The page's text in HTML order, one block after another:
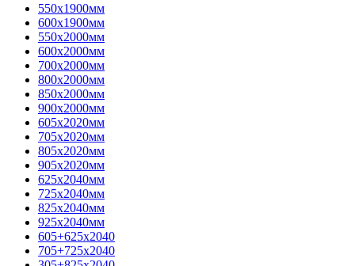
550х1900мм
600х1900мм
550х2000мм
600х2000мм
700х2000мм
800х2000мм
850х2000мм
900х2000мм
605х2020мм
705х2020мм
805х2020мм
905х2020мм
625х2040мм
725х2040мм
825х2040мм
925х2040мм
605+625х2040
705+725х2040